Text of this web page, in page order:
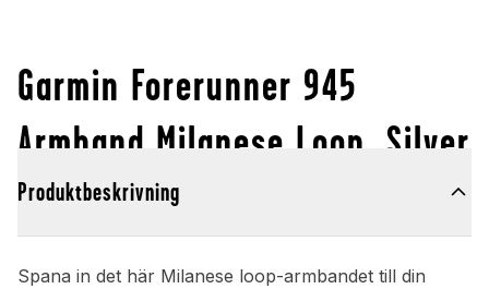
Garmin Forerunner 945
Armband Milanese Loop, Silver
Produktbeskrivning
Spana in det här Milanese loop-armbandet till din